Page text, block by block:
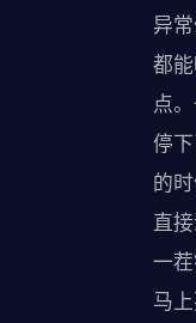
异
都
点
停
的
直
一
马